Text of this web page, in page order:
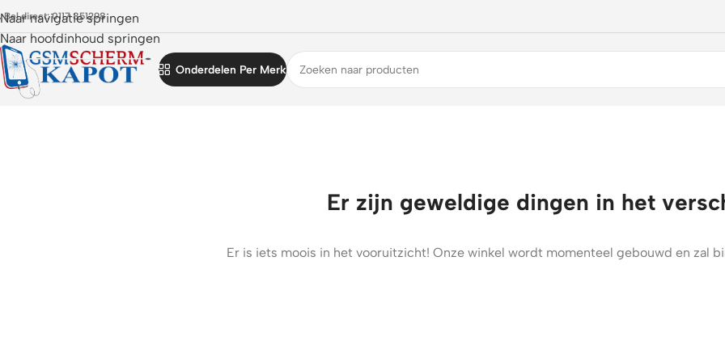
Naar navigatie springen
Naar hoofdinhoud springen
Bel direct: 0117 851298
Onderdelen Per Merk
Er zijn geweldige dingen in het
Er is iets moois in het vooruitzicht! Onze winkel wordt momenteel gebouwd en zal